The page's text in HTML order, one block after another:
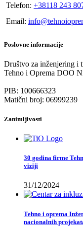
Telefon: +38118 243
Email:
Poslovne informacije
Društvo za inženjering i
Tehno i Oprema DOO
PIB: 100666323
Matični broj: 06999239
Zanimljivosti
30 godina firme
viziji
31/12/2024
Tehno i oprema
nacionalnih